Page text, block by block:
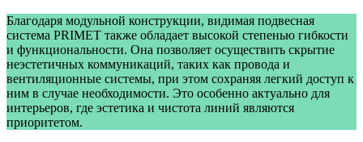
Благодаря модульной конструкции, видимая подвесная
система PRIMET также обладает высокой степенью гибкости
и функциональности. Она позволяет осуществить скрытие
неэстетичных коммуникаций, таких как провода и
вентиляционные системы, при этом сохраняя легкий доступ к
ним в случае необходимости. Это особенно актуально для
интерьеров, где эстетика и чистота линий являются
приоритетом.